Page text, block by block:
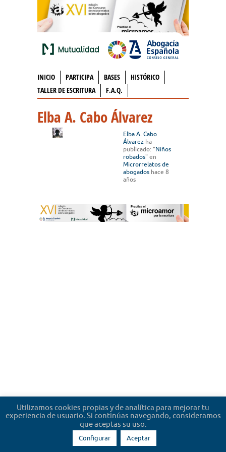
INICIO PARTICIPA BASES
HISTÓRICO
TALLER DE ESCRITURA
F.A.Q.
Elba A. Cabo Álvarez
Elba A. Cabo
Álvarez ha
publicado: "Niños
robados" en
Microrrelatos de
abogados hace 8
años
Utilizamos cookies propias y de analítica para mejorar tu
experiencia de usuario. Si continúas navegando, consideramos
que aceptas su uso.
Configurar Aceptar